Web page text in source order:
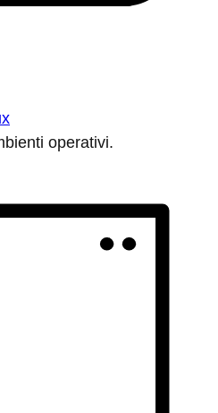
operativi.